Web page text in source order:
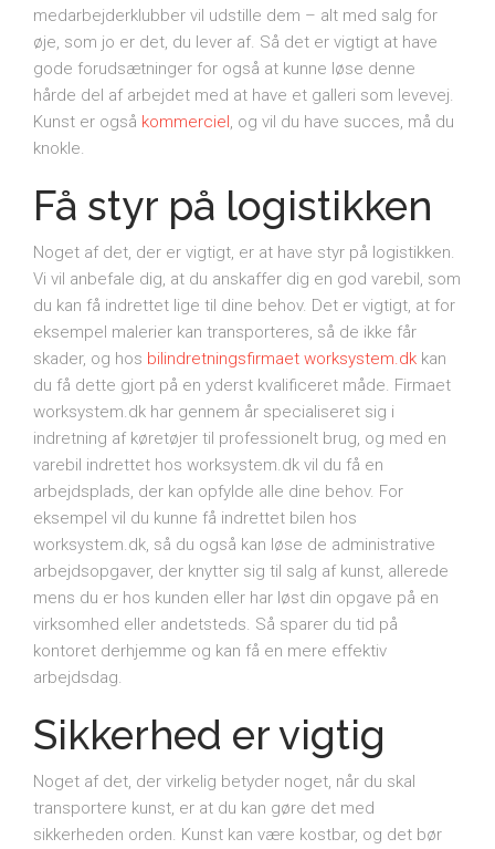
medarbejderklubber vil udstille dem – alt med salg for
øje, som jo er det, du lever af. Så det er vigtigt at have
gode forudsætninger for også at kunne løse denne
hårde del af arbejdet med at have et galleri som levevej.
Kunst er også kommerciel, og vil du have succes, må du
knokle.
Få styr på logistikken
Noget af det, der er vigtigt, er at have styr på logistikken.
Vi vil anbefale dig, at du anskaffer dig en god varebil, som
du kan få indrettet lige til dine behov. Det er vigtigt, at for
eksempel malerier kan transporteres, så de ikke får
skader, og hos bilindretningsfirmaet worksystem.dk kan
du få dette gjort på en yderst kvalificeret måde. Firmaet
worksystem.dk har gennem år specialiseret sig i
indretning af køretøjer til professionelt brug, og med en
varebil indrettet hos worksystem.dk vil du få en
arbejdsplads, der kan opfylde alle dine behov. For
eksempel vil du kunne få indrettet bilen hos
worksystem.dk, så du også kan løse de administrative
arbejdsopgaver, der knytter sig til salg af kunst, allerede
mens du er hos kunden eller har løst din opgave på en
virksomhed eller andetsteds. Så sparer du tid på
kontoret derhjemme og kan få en mere effektiv
arbejdsdag.
Sikkerhed er vigtig
Noget af det, der virkelig betyder noget, når du skal
transportere kunst, er at du kan gøre det med
sikkerheden orden. Kunst kan være kostbar, og det bør